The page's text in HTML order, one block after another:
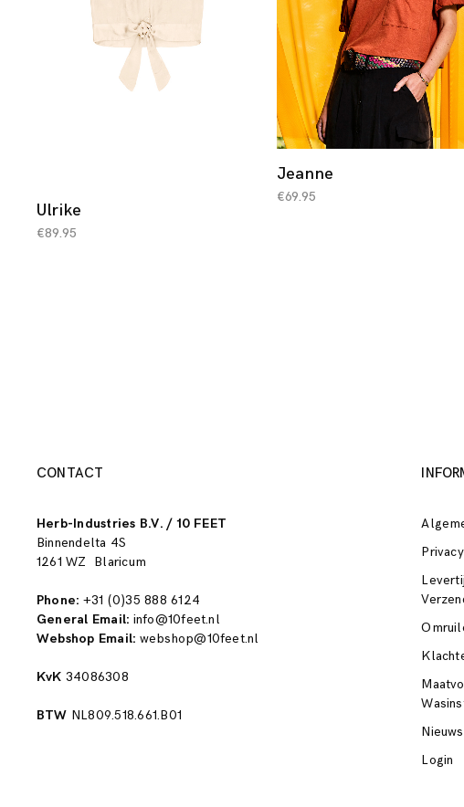
Ulrike
€89.95
Jeanne
€69.95
CONTACT
Herb-Industries B.V. / 10 FEET
Binnendelta 4S
1261 WZ Blaricum
Phone: +31 (0)35 888 6124
General Email: info@10feet.nl
Webshop Email: webshop@10feet.nl
KvK 34086308
BTW NL809.518.661.B01
Privacy
Login